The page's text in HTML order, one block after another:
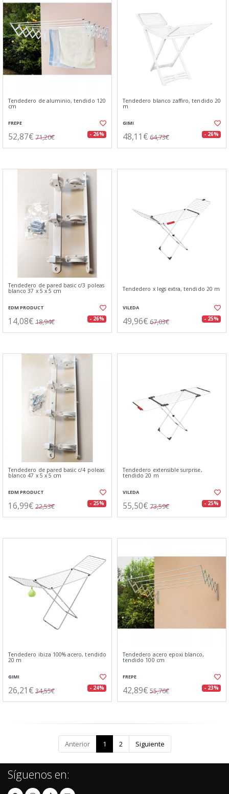
Tendedero de aluminio, tendido 120
cm
FREPE
52,87€ 71,20€ - 26%
Tendedero blanco zaffiro, tendido 20
m
GIMI
48,11€ 64,73€ - 26%
Tendedero de pared basic c/3 poleas
blanco 37 x 5 x 5 cm
EDM PRODUCT
14,08€ 18,94€ - 26%
Tendedero x legs extra, tendido 20 m
VILEDA
49,96€ 67,03€ - 25%
Tendedero de pared basic c/4 poleas
blanco 47 x 5 x 5 cm
EDM PRODUCT
16,99€ 22,53€ - 25%
Tendedero extensible surprise,
tendido 20 m
VILEDA
55,50€ 73,59€ - 25%
Tendedero ibiza 100% acero, tendido
20 m
GIMI
26,21€ 34,55€ - 24%
Tendedero acero epoxi blanco,
tendido 100 cm
FREPE
42,89€ 55,76€ - 23%
Anterior 1 2 Siguiente
Síguenos en: